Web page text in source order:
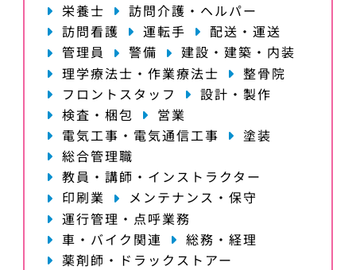
栄養士
訪問介護・ヘルパー
訪問看護
運転手
配送・運送
管理員
警備
建設・建築・内装
理学療法士・作業療法士
整骨院
フロントスタッフ
設計・製作
検査・梱包
営業
電気工事・電気通信工事
塗装
総合管理職
教員・講師・インストラクター
印刷業
メンテナンス・保守
運行管理・点呼業務
車・バイク関連
総務・経理
薬剤師・ドラックストアー